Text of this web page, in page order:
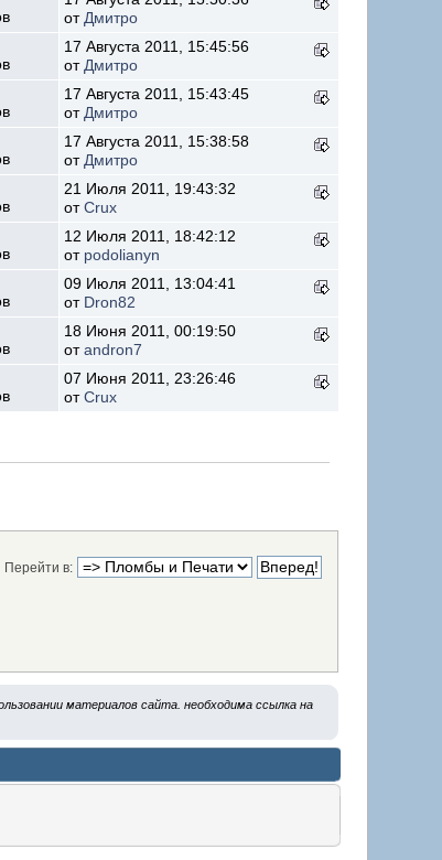
отДмитро
17 Августа 2011, 15:45:56
отДмитро
17 Августа 2011, 15:43:45
отДмитро
17 Августа 2011, 15:38:58
отДмитро
21 Июля 2011, 19:43:32
отCrux
12 Июля 2011, 18:42:12
от podolianyn
09 Июля 2011, 13:04:41
от Dron82
18 Июня 2011, 00:19:50
отandron7
07 Июня 2011, 23:26:46
отCrux
Перейти в:
материалов сайта. необходима ссылка на